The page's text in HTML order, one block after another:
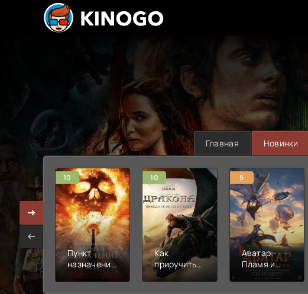
Главная Новинки
10
Пункт
назначения:
10
Как
приручить
дракона
5
Аватар:
Пламя и
пепел